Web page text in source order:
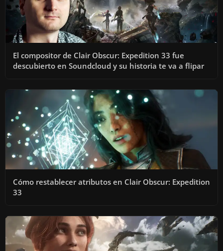
El compositor de Clair Obscur: Expedition 33 fue
descubierto en Soundcloud y su historia te va a flipar
Cómo restablecer atributos en Clair Obscur: Expedition
33